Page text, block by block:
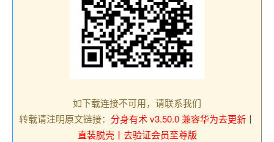
如下载连接不可用，请联系我们
转载请注明原文链接： 分身有术 v3.50.0 兼容华为去更新丨
直装脱壳丨去验证会员至尊版